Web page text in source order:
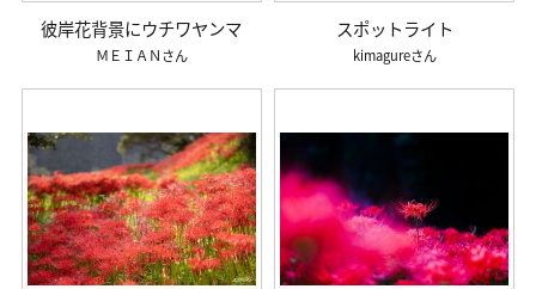
彼岸花背景にウチワヤンマ
ＭＥＩＡＮ
スポットライト
kimagure